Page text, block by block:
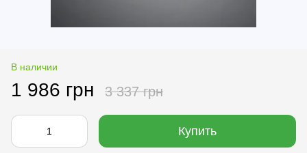
В наличии
1 986 грн 3 337 грн
Купить